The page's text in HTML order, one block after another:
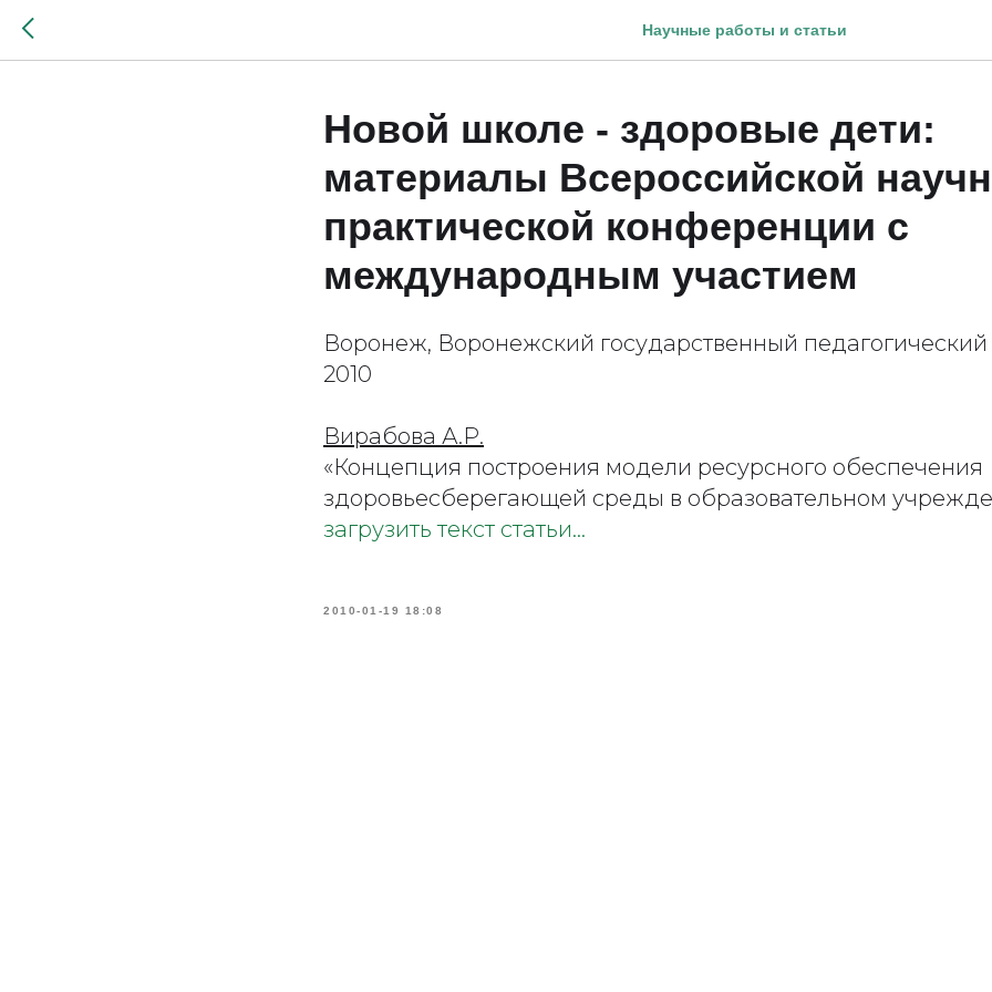
Научные работы и статьи
Новой школе - здоровые дети:
материалы Всероссийской
практической конференции с
международным участием
Воронеж, Воронежский государственный педагогический
2010
Вирабова А.Р.
«Концепция построения модели ресурсного обеспечения
здоровьесберегающей среды в образовательном
загрузить текст статьи…
2010-01-19 18:08